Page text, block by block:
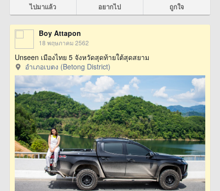
ไปมาแล้ว อยากไป ถูกใจ
Boy Attapon
18 พฤษภาคม 2562
Unseen เมืองไทย 5 จังหวัดสุดท้ายใต้สุดสยาม
อำเภอเบตง (Betong District)